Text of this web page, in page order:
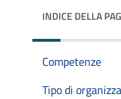
INDICE DELLA
Competenze
Tipo di